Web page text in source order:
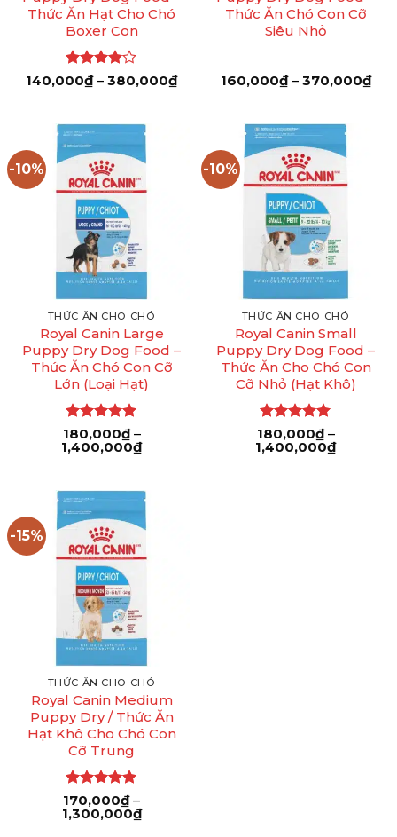
Thức Ăn Hạt Cho Chó
Boxer Con
Được
140,000₫ – 380,000₫Khoảng
giá:
380,000₫
Thức Ăn Chó Con Cỡ
Siêu Nhỏ
160,000₫ – 370,000₫
giá:
-10%
THỨC ĂN CHO CHÓ
Royal Canin Large
Puppy Dry Dog Food –
Thức Ăn Chó Con Cỡ
Lớn (Loại Hạt)
Được xếp
hạng 55
180,000₫ –
1,400,000₫Khoảng
180,000₫
đến
-10%
THỨC ĂN CHO CHÓ
Royal Canin Small
Puppy Dry Dog Food –
Thức Ăn Cho Chó Con
Cỡ Nhỏ (Hạt Khô)
Được xếp
hạng 55
180,000₫ –
1,400,000₫Khoảng
-15%
THỨC ĂN CHO CHÓ
Royal Canin Medium
Puppy Dry / Thức Ăn
Hạt Khô Cho Chó Con
Cỡ Trung
Được xếp
hạng55
170,000₫ –
1,300,000₫Khoảng